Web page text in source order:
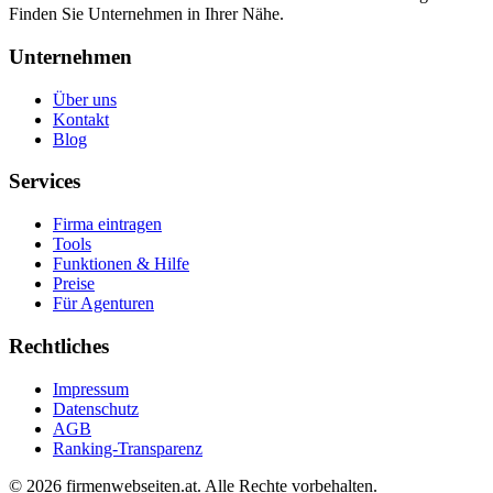
Finden Sie Unternehmen in Ihrer Nähe.
Unternehmen
Über uns
Kontakt
Blog
Services
Firma eintragen
Tools
Funktionen & Hilfe
Preise
Für Agenturen
Rechtliches
Impressum
Datenschutz
AGB
Ranking-Transparenz
© 2026 firmenwebseiten.at. Alle Rechte vorbehalten.